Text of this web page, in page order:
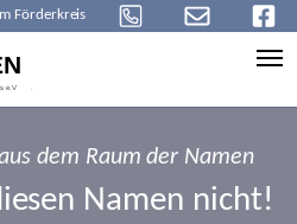
Förderkreis
dem Raum der Namen
Namen nicht!